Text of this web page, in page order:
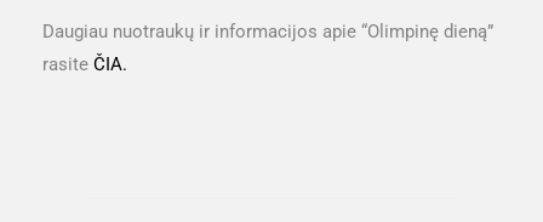
Daugiau nuotraukų ir informacijos apie “Olimpinę dieną”
rasite ČIA.